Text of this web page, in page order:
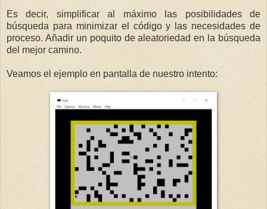
Es decir, simplificar al máximo las posibilidades de
búsqueda para minimizar el código y las necesidades de
proceso. Añadir un poquito de aleatoriedad en la búsqueda
del mejor camino.
Veamos el ejemplo en pantalla de nuestro intento: